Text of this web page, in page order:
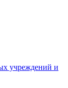
учреждений и